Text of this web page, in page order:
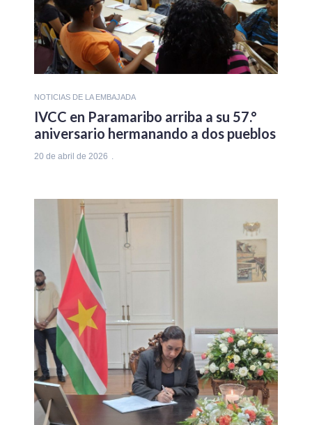
NOTICIAS DE LA EMBAJADA
IVCC en Paramaribo arriba a su 57.°
aniversario hermanando a dos pueblos
20 de abril de 2026